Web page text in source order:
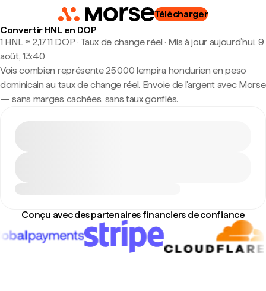
Télécharger
Convertir HNL en DOP
1 HNL ≈ 2,1711 DOP · Taux de change réel · Mis à jour aujourd’hui, 9
août, 13:40
Vois combien représente 25 000 lempira hondurien en peso
dominicain au taux de change réel. Envoie de l'argent avec Morse
— sans marges cachées, sans taux gonflés.
Conçu avec des partenaires financiers de confiance